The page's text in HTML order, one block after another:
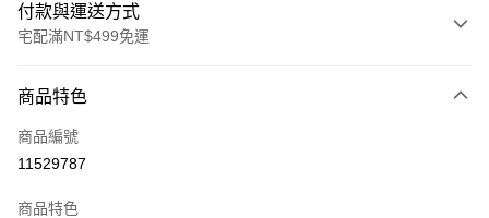
付款與運送方式
宅配滿NT$499免運
信用卡一次付款
運送方式
宅配
商品特色
商品編號
11529787
商品特色